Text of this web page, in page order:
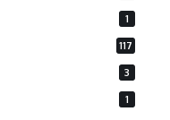
1
117
3
1